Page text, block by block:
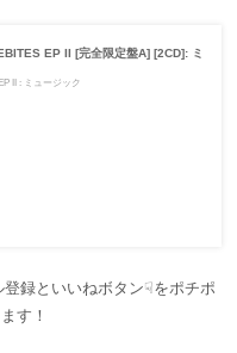
EP II [完全限定盤A] [2CD]: ミ
II : ミュージック
録といいねボタン☟をポチポ
す！